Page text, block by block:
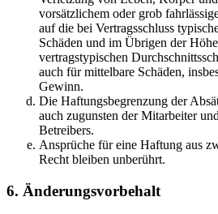
vorsätzlichem oder grob
auf die bei Vertragsschluss
Schäden und im Übrigen der
vertragstypischen
auch für mittelbare Schäden,
Gewinn.
Die Haftungsbegrenzung der
auch zugunsten der Mitarbeiter
Betreibers.
Ansprüche für eine Haftung aus
Recht bleiben unberührt.
6. Änderungsvorbehalt